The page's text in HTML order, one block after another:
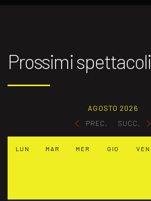
Prossimi spettacoli
PREC.
AGOSTO 2026
SUCC.
LUN MAR MER GIO VEN